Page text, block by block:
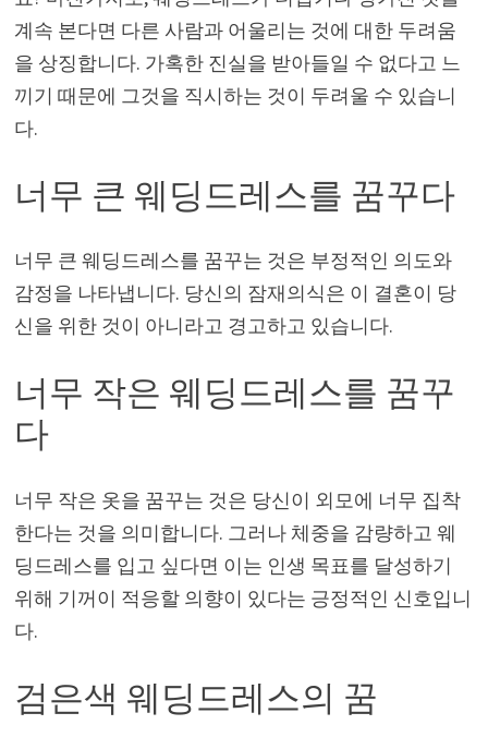
계속 본다면 다른 사람과 어울리는 것에 대한 두려움
을 상징합니다. 가혹한 진실을 받아들일 수 없다고 느
끼기 때문에 그것을 직시하는 것이 두려울 수 있습니
다.
너무 큰 웨딩드레스를 꿈꾸다
너무 큰 웨딩드레스를 꿈꾸는 것은 부정적인 의도와
감정을 나타냅니다. 당신의 잠재의식은 이 결혼이 당
신을 위한 것이 아니라고 경고하고 있습니다.
너무 작은 웨딩드레스를 꿈꾸
다
너무 작은 옷을 꿈꾸는 것은 당신이 외모에 너무 집착
한다는 것을 의미합니다. 그러나 체중을 감량하고 웨
딩드레스를 입고 싶다면 이는 인생 목표를 달성하기
위해 기꺼이 적응할 의향이 있다는 긍정적인 신호입니
다.
검은색 웨딩드레스의 꿈